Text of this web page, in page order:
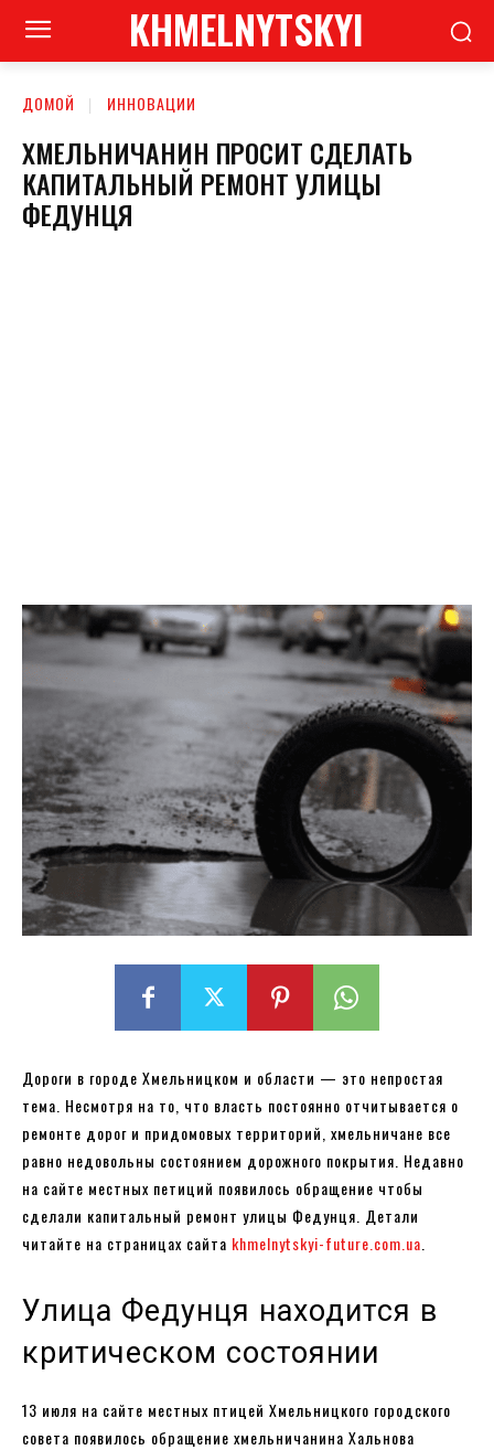
KHMELNYTSKYI
ДОМОЙ ИННОВАЦИИ
ХМЕЛЬНИЧАНИН ПРОСИТ СДЕЛАТЬ
КАПИТАЛЬНЫЙ РЕМОНТ УЛИЦЫ
ФЕДУНЦЯ
Дороги в городе Хмельницком и области — это непростая
тема. Несмотря на то, что власть постоянно отчитывается о
ремонте дорог и придомовых территорий, хмельничане все
равно недовольны состоянием дорожного покрытия. Недавно
на сайте местных петиций появилось обращение чтобы
сделали капитальный ремонт улицы Федунця. Детали
читайте на страницах сайта khmelnytskyi-future.com.ua
Улица Федунця находится в
критическом состоянии
13 июля на сайте местных птицей Хмельницкого городского
совета появилось обращение хмельничанина Хальнова